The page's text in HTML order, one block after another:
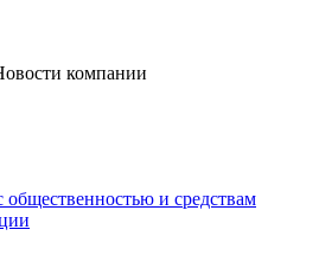
компании
общественностью и средствам